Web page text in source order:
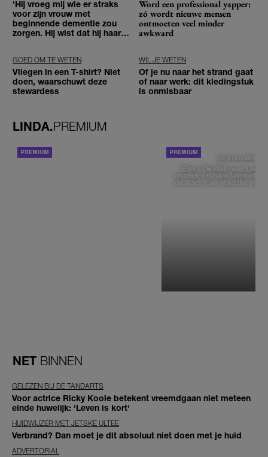
'Hij vroeg mij wie er straks
voor zijn vrouw met
beginnende dementie zou
zorgen. Hij wist dat hij haar
Word een professional yapper:
zó wordt nieuwe mensen
ontmoeten veel minder
awkward
GOED OM TE WETEN
Vliegen in een T-shirt? Niet
doen, waarschuwt deze
stewardess
WIL JE WETEN
Of je nu naar het strand gaat
of naar werk: dit kledingstuk
is onmisbaar
LINDA.PREMIUM
DE STAD VAN
Elske DeWall over
muziek en haar favoriete
de stad: 'Een stad die
NET BINNEN
GELEZEN BIJ DE TANDARTS
Voor actrice Ricky Koole betekent vreemdgaan niet meteen
einde huwelijk: 'Leven is kort'
HUIDWIJZER MET JETSKE ULTEE
Verbrand? Dan moet je dit absoluut niet doen met je huid
ADVERTORIAL